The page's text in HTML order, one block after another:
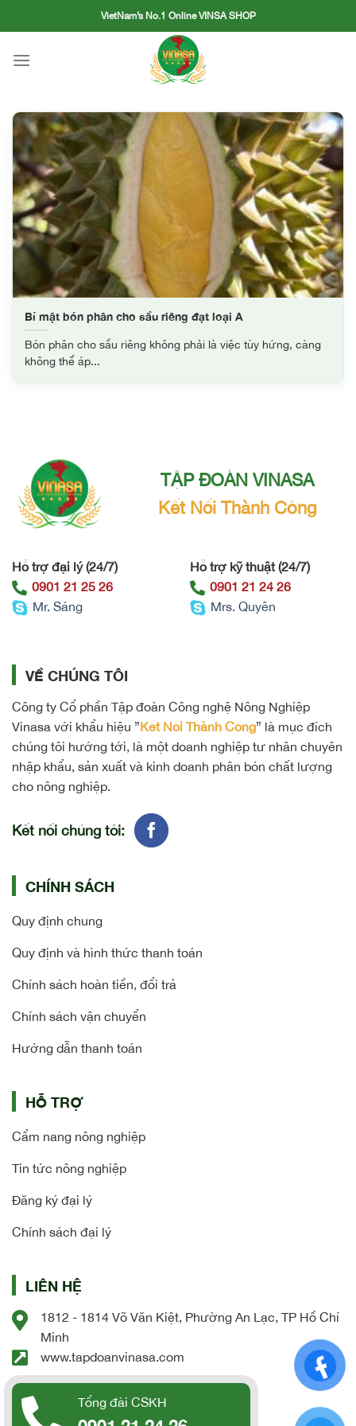
to
VietNam’s No.1 Online VINSA SHOP
Bí mật bón phân cho sầu riêng đạt loại A
Bón phân cho sầu riêng không phải là việc tùy hứng, càng
không thể áp...
TẬP ĐOÀN VINASA
Kết Nối Thành Công
Hỗ trợ đại lý (24/7)
0901 21 25 26
Mr. Sáng
Hỗ trợ kỹ thuật (24/7)
0901 21 24 26
Mrs. Quyên
VỀ CHÚNG TÔI
Công ty Cổ phần Tập đoàn Công nghệ Nông Nghiệp
Vinasa với khẩu hiệu ”Kết Nối Thành Công” là mục đích
chúng tôi hướng tới, là một doanh nghiệp tư nhân chuyên
nhập khẩu, sản xuất và kinh doanh phân bón chất lượng
cho nông nghiệp.
Kết nối chúng tôi:
CHÍNH SÁCH
Quy định chung
Quy định và hình thức thanh toán
Chính sách hoàn tiền, đổi trả
Chính sách vận chuyển
Hướng dẫn thanh toán
HỖ TRỢ
Cẩm nang nông nghiệp
Tin tức nông nghiệp
Đăng ký đại lý
Chính sách đại lý
LIÊN HỆ
1812 - 1814 Võ Văn Kiệt, Phường An Lạc, TP Hồ Chí
Minh
www.tapdoanvinasa.com
Tổng đài CSKH